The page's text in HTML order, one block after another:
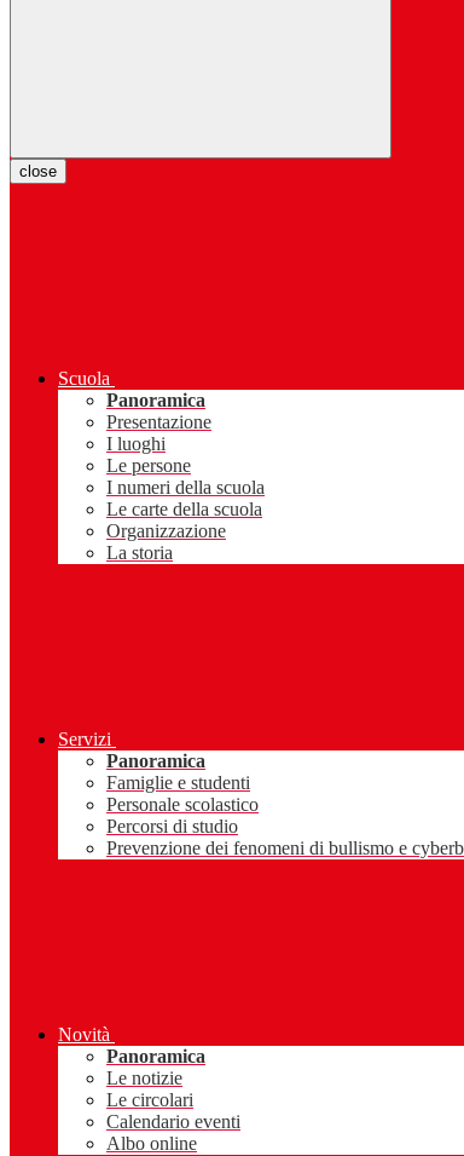
close
Scuola
Panoramica
Presentazione
I luoghi
Le persone
I numeri della scuola
Le carte della scuola
Organizzazione
La storia
Servizi
Panoramica
Famiglie e studenti
Personale scolastico
Percorsi di studio
Prevenzione dei fenomeni di bullismo e
Novità
Panoramica
Le notizie
Le circolari
Calendario eventi
Albo online